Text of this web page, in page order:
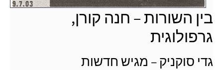
בין השורות – חנה קורן,
גרפולוגית
גדי סוקניק – מגיש חדשות